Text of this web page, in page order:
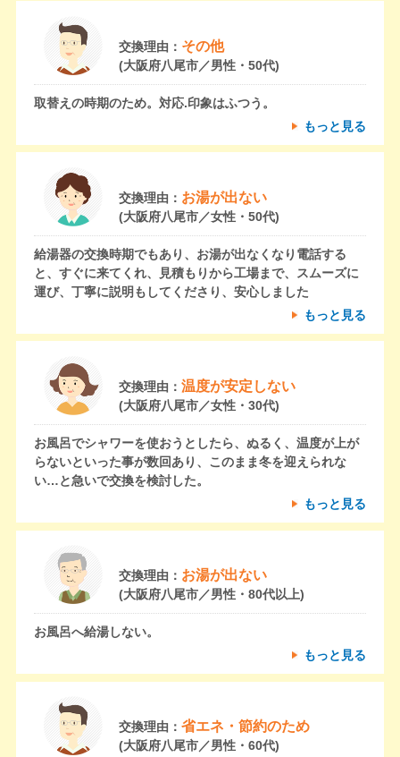
交換理由： その他
(大阪府八尾市／男性・50代)
取替えの時期のため。対応.印象はふつう。
もっと見る
交換理由： お湯が出ない
(大阪府八尾市／女性・50代)
給湯器の交換時期でもあり、お湯が出なくなり電話する
と、すぐに来てくれ、見積もりから工場まで、スムーズに
運び、丁寧に説明もしてくださり、安心しました
もっと見る
交換理由： 温度が安定しない
(大阪府八尾市／女性・30代)
お風呂でシャワーを使おうとしたら、ぬるく、温度が上が
らないといった事が数回あり、このまま冬を迎えられな
い…と急いで交換を検討した。
もっと見る
交換理由： お湯が出ない
(大阪府八尾市／男性・80代以上)
お風呂へ給湯しない。
もっと見る
交換理由： 省エネ・節約のため
(大阪府八尾市／男性・60代)